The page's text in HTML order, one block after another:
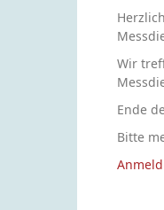
Wir
Ende
Bitte